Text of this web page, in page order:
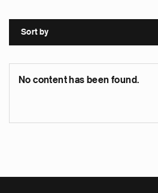
Sort by
No content has been found.